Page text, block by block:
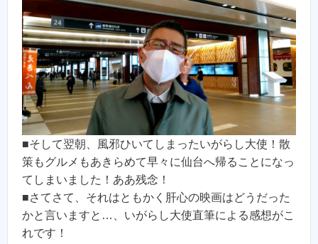
■そして翌朝、風邪ひいてしまったいがらし大使！散
策もグルメもあきらめて早々に仙台へ帰ることになっ
てしまいました！ああ残念！
■さてさて、それはともかく肝心の映画はどうだった
かと言いますと…、いがらし大使直筆による感想がこ
れです！